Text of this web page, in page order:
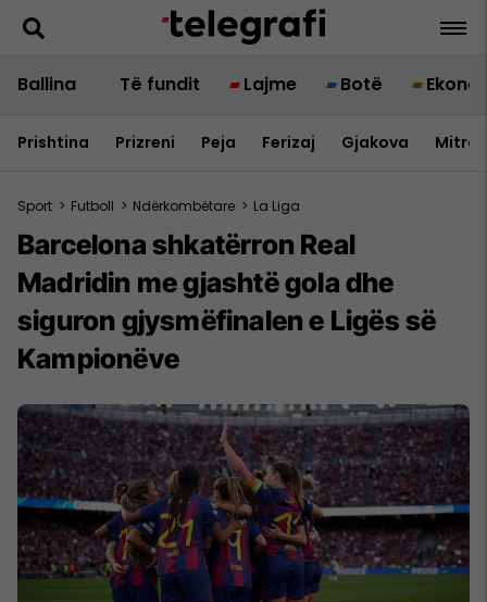
Ballina Të fundit Lajme Botë
Prishtina Prizreni Peja Ferizaj Gjakova
Sport > Futboll > Ndërkombëtare > La Liga
Barcelona shkatërron Real
Madridin me gjashtë gola dhe
siguron gjysmëfinalen e Ligës së
Kampionëve